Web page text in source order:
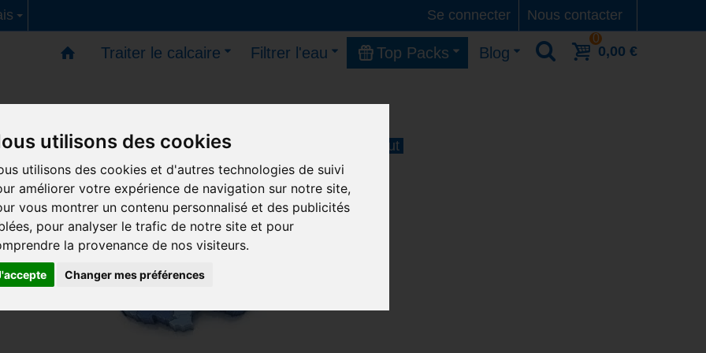
utilisons des cookies
utilisons des cookies et d'autres technologies de suivi
améliorer votre expérience de navigation sur notre site,
vous montrer un contenu personnalisé et des publicités
pour analyser le trafic de notre site et pour
la provenance de nos visiteurs.
Changer mes préférences
Nous contacter
Se connecter
Traiter le calcaire Filtrer l'eau Top Packs Blog
0
0,00 €
- Vous pouvez commander - reprise des livraisons le 11 Aout